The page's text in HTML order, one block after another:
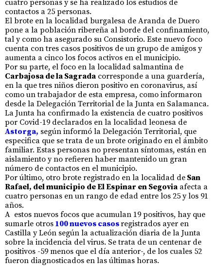
cuatro personas y se ha realizado los estudios de
contactos a 25 personas.
El brote en la localidad burgalesa de Aranda de Duero
pone a la población ribereña al borde del confinamiento,
tal y como ha asegurado su Consistorio. Este nuevo foco
cuenta con tres casos positivos de un grupo de amigos y
aumenta a cinco los focos activos en el municipio.
Por su parte, el foco en la localidad salmantina de
Carbajosa de la Sagrada corresponde a una guardería,
en la que tres niños dieron positivo en coronavirus, así
como un trabajador de esta empresa, como informaron
desde la Delegación Territorial de la Junta en Salamanca.
La Junta ha confirmado la existencia de cuatro positivos
por Covid-19 declarados en la localidad leonesa de
Astorga, según informó la Delegación Territorial, que
especifica que se trata de un brote originado en el ámbito
familiar. Estas personas no presentan síntomas, están en
aislamiento y no refieren haber mantenido un gran
número de contactos en el municipio.
Por último, otro brote registrado en la localidad de San
Rafael, del municipio de El Espinar en Segovia afecta a
cuatro personas en un rango de edad entre los 25 y los 91
años.
A estos nuevos focos que acumulan 19 positivos, hay que
sumarle otros 100 nuevos casosregistrados ayer en
Castilla y León según la actualización diaria de la Junta
sobre la incidencia del virus. Se trata de un centenar de
positivos -59 menos que el día anterior-, de los cuales 52
fueron diagnosticados en las últimas horas.